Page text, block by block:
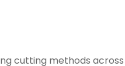
cutting methods